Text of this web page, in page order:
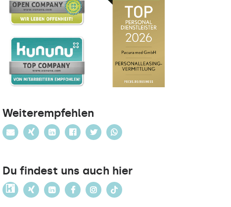
Weiterempfehlen
Du findest uns auch hier